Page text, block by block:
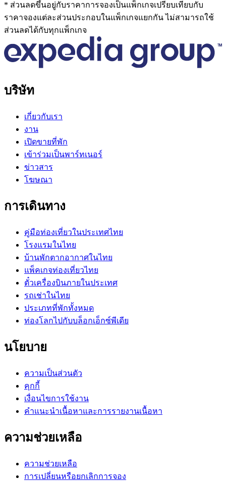
* ส่วนลดขึ้นอยู่กับราคาการจองเป็นแพ็กเกจเปรียบเทียบกับ
ราคาจองแต่ละส่วนประกอบในแพ็กเกจแยกกัน ไม่สามารถใช้
ส่วนลดได้กับทุกแพ็กเกจ
บริษัท
เกี่ยวกับเรา
งาน
เปิดขายที่พัก
เข้าร่วมเป็นพาร์ทเนอร์
ข่าวสาร
โฆษณา
การเดินทาง
คู่มือท่องเที่ยวในประเทศไทย
โรงแรมในไทย
บ้านพักตากอากาศในไทย
แพ็คเกจท่องเที่ยวไทย
ตั๋วเครื่องบินภายในประเทศ
รถเช่าในไทย
ประเภทที่พักทั้งหมด
ท่องโลกไปกับบล็อกเอ็กซ์พีเดีย
นโยบาย
ความเป็นส่วนตัว
คุกกี้
เงื่อนไขการใช้งาน
คำแนะนำเนื้อหาและการรายงานเนื้อหา
ความช่วยเหลือ
ความช่วยเหลือ
การเปลี่ยนหรือยกเลิกการจอง